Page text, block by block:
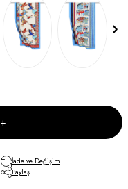
İade ve Değişim
Paylaş